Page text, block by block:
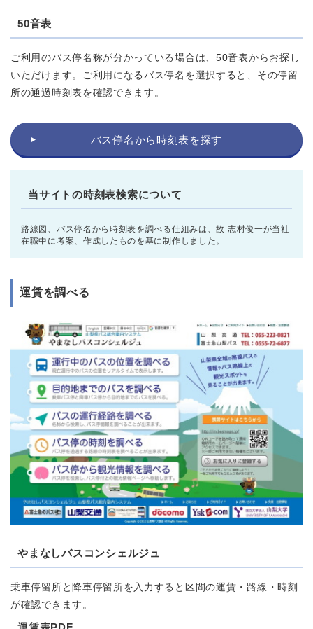
50音表
ご利用のバス停名称が分かっている場合は、50音表からお探し
いただけます。ご利用になるバス停名を選択すると、その停留
所の通過時刻表を確認できます。
バス停名から時刻表を探す
当サイトの時刻表検索について
路線図、バス停名から時刻表を調べる仕組みは、故 志村俊一が当社
在職中に考案、作成したものを基に制作しました。
運賃を調べる
やまなしバスコンシェルジュ
乗車停留所と降車停留所を入力すると区間の運賃・路線・時刻
が確認できます。